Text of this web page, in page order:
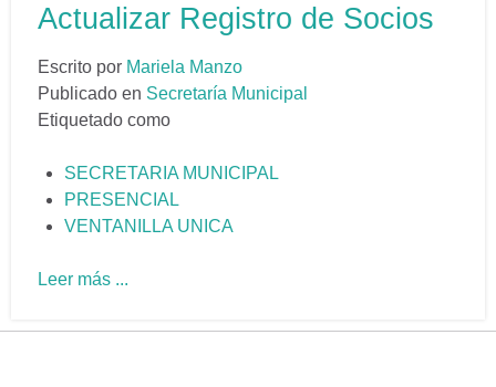
Actualizar Registro de Socios
Escrito por Mariela Manzo
Publicado en Secretaría Municipal
Etiquetado como
SECRETARIA MUNICIPAL
PRESENCIAL
VENTANILLA UNICA
Leer más ...